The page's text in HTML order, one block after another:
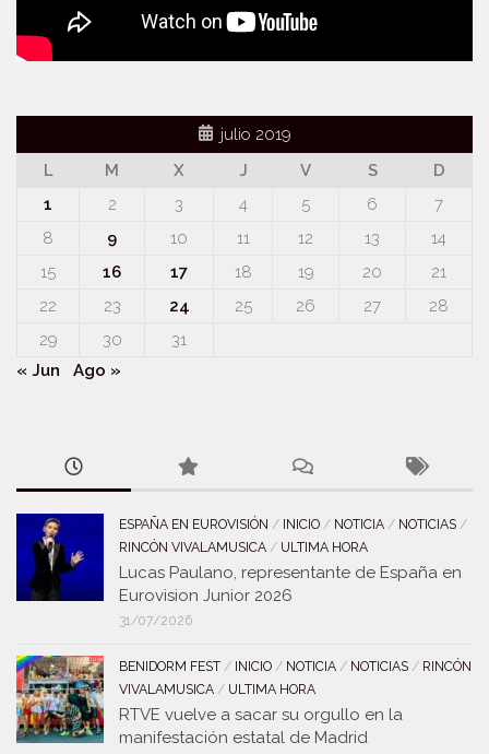
julio 2019
L
M X J V S
D
1
2 3 4 5 6
7
8
9 10 11 12 13
14
15
16 17 18 19 20
21
22
23 24 25 26 27
28
29
30
31
« Jun
Ago »
ESPAÑA EN EUROVISIÓN / INICIO / NOTICIA / NOTICIAS /
RINCÓN VIVALAMUSICA / ULTIMA HORA
Lucas Paulano, representante de España en
Eurovision Junior 2026
31/07/2026
BENIDORM FEST / INICIO / NOTICIA / NOTICIAS / RINCÓN
VIVALAMUSICA / ULTIMA HORA
RTVE vuelve a sacar su orgullo en la
manifestación estatal de Madrid